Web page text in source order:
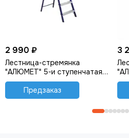
2 990 ₽
Лестница-стремянка
"АЛЮМЕТ" 5-и ступенчатая
стальная (М8305)
Предзаказ
3